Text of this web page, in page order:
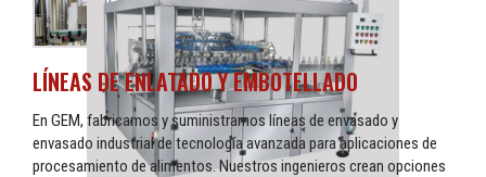
LÍNEAS DE ENLATADO Y EMBOTELLADO
En GEM, fabricamos y suministramos líneas de envasado y
envasado industrial de tecnología avanzada para aplicaciones de
procesamiento de alimentos. Nuestros ingenieros crean opciones